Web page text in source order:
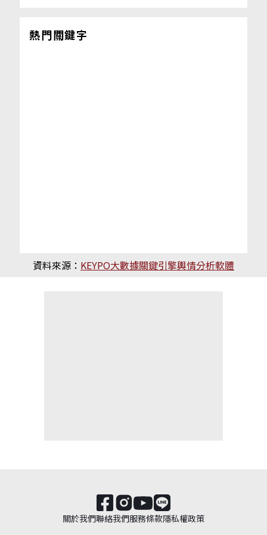
熱門關鍵字
資料來源： KEYPO大數據關鍵引擎輿情分析軟體
關於我們聯絡我們服務條款隱私權政策